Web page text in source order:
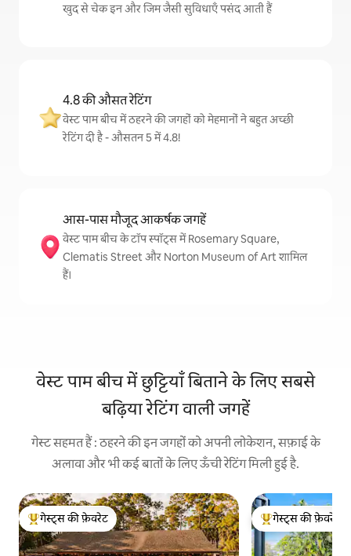
खुद से चेक इन और जिम जैसी सुविधाएँ पसंद आती हैं
4.8 की औसत रेटिंग
वेस्ट पाम बीच में ठहरने की जगहों को मेहमानों ने बहुत अच्छी
रेटिंग दी है - औसतन 5 में 4.8!
आस-पास मौजूद आकर्षक जगहें
वेस्ट पाम बीच के टॉप स्पॉट्स में Rosemary Square,
Clematis Street और Norton Museum of Art शामिल
हैं।
वेस्ट पाम बीच में छुट्टियाँ बिताने के लिए सबसे
बढ़िया रेटिंग वाली जगहें
गेस्ट सहमत हैं : ठहरने की इन जगहों को अपनी लोकेशन, सफ़ाई के
अलावा और भी कई बातों के लिए ऊँची रेटिंग मिली हुई है.
गेस्ट्स का टॉप फ़ेवरेट
गेस्ट्स की फ़ेवरेट
गेस्ट्स का टॉप फ़ेवरेट
गेस्ट्स की फ़ेवरेट